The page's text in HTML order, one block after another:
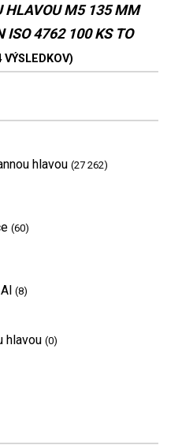
HLAVOU M5 135 MM
ISO 4762 100 KS TO
VÝSLEDKOV)
hlavou (27 262)
(60)
(8)
hlavou (0)